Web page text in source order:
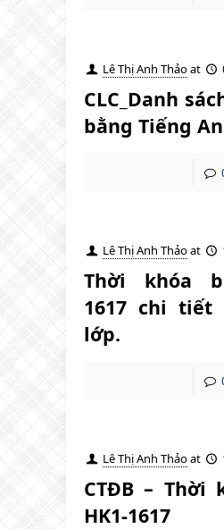
Lê Thị Anh Thảoat
CLC_Danh
bằng Tiếng
Lê Thị Anh Thảoat
Thời khóa
1617 chi tiết
lớp.
Lê Thị Anh Thảoat
CTĐB – Thời
HK1-1617